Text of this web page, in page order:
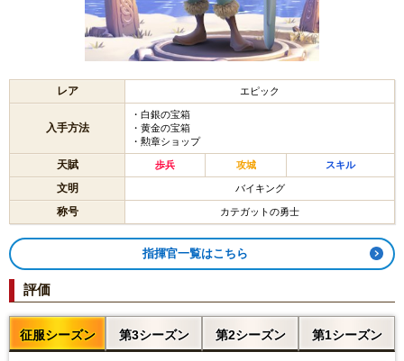
レア エピック
入手方法
・白銀の宝箱
・黄金の宝箱
・勲章ショップ
天賦 歩兵 攻城 スキル
文明 バイキング
称号 カテガットの勇士
指揮官一覧はこちら
評価
征服シーズン 第3シーズン 第2シーズン 第1シーズン